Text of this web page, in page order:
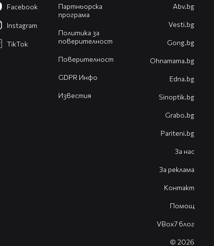
Партньорска
програма
Политика за
поверителност
Поверителност
GDPR Инфо
Известия
Facebook
Instagram
TikTok
Abv.bg
Vesti.bg
Gong.bg
Оhnamama.bg
Edna.bg
Sinoptik.bg
Grabo.bg
Pariteni.bg
За нас
За реклама
Контакт
Помощ
VBox7 блог
© 2026